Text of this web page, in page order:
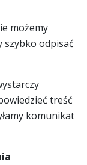
możemy
szybko odpisać
treść
komunikat